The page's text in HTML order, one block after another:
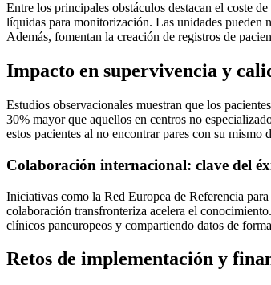
Entre los principales obstáculos destacan el coste
líquidas para monitorización. Las unidades pueden
Además, fomentan la creación de registros de
Impacto en supervivencia y
Estudios observacionales muestran que los
30% mayor que aquellos en centros no
estos pacientes al no encontrar pares con su mismo
Colaboración internacional: clave del
Iniciativas como la Red Europea de Referencia
colaboración transfronteriza acelera el
clínicos paneuropeos y compartiendo datos de
Retos de implementación y